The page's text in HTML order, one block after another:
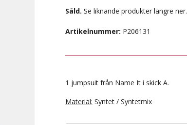
Såld. Se liknande produkter längre ner.
Artikelnummer: P206131
1 jumpsuit från Name It i skick A.
Material: Syntet / Syntetmix